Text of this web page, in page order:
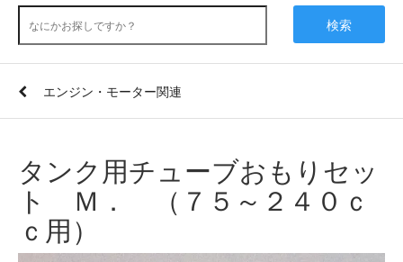
検索
エンジン・モーター関連
タンク用チューブおもりセッ
ト Ｍ． （７５～２４０ｃ
ｃ用）